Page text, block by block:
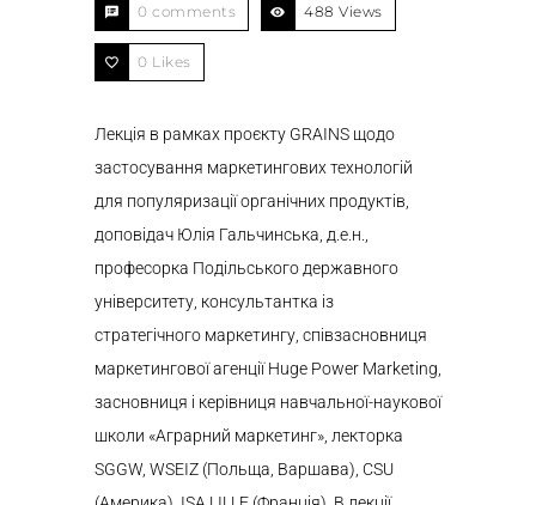
0 comments 488 Views
0 Likes
Лекція в рамках проєкту GRAINS щодо
застосування маркетингових технологій
для популяризації органічних продуктів,
доповідач Юлія Гальчинська, д.е.н.,
професорка Подільського державного
університету, консультантка із
стратегічного маркетингу, співзасновниця
маркетингової агенції Huge Power Marketing,
засновниця і керівниця навчальної-наукової
школи «Аграрний маркетинг», лекторка
SGGW, WSEIZ (Польща, Варшава), CSU